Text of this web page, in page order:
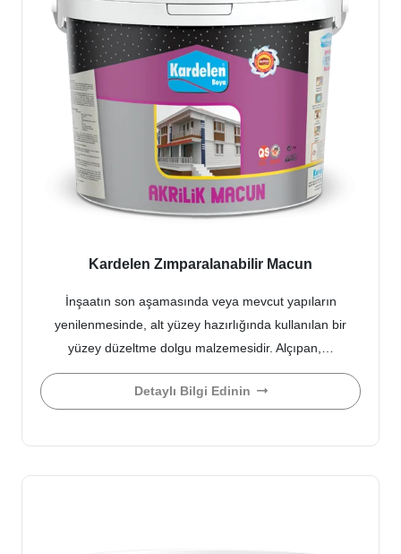
Kardelen Zımparalanabilir Macun
İnşaatın son aşamasında veya mevcut yapıların
yenilenmesinde, alt yüzey hazırlığında kullanılan bir
yüzey düzeltme dolgu malzemesidir. Alçıpan,…
Detaylı Bilgi Edinin